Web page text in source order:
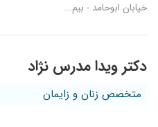
خیابان ابوحامد - بیم...
دکتر ویدا مدرس نژاد
متخصص زنان و زایمان